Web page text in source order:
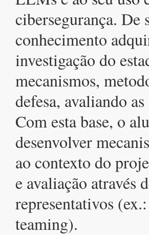
cibersegurança. De
conhecimento
investigação do
mecanismos,
defesa, avaliando
Com esta base, o
desenvolver
ao contexto do
e avaliação através
representativos
teaming).